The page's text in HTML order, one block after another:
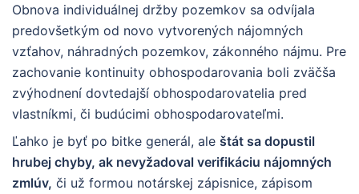
Obnova individuálnej držby pozemkov sa odvíjala
predovšetkým od novo vytvorených nájomných
vzťahov, náhradných pozemkov, zákonného nájmu. Pre
zachovanie kontinuity obhospodarovania boli zväčša
zvýhodnení dovtedajší obhospodarovatelia pred
vlastníkmi, či budúcimi obhospodarovateľmi.
Ľahko je byť po bitke generál, ale štát sa dopustil
hrubej chyby, ak nevyžadoval verifikáciu nájomných
zmlúv, či už formou notárskej zápisnice, zápisom